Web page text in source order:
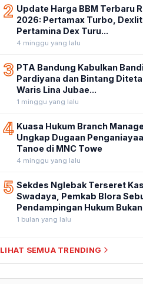
2 Update Harga BBM Terbaru
2026: Pertamax Turbo,
Pertamina Dex Turu...
4 minggu yang lalu
3 PTA Bandung Kabulkan
Pardiyana dan Bintang
Waris Lina Jubae...
1 minggu yang lalu
4 Kuasa Hukum Branch
Ungkap Dugaan
Tanoe di MNC Towe
4 minggu yang lalu
5 Sekdes Nglebak Terseret
Swadaya, Pemkab Blora
Pendampingan Hukum Bukan
1 bulan yang lalu
LIHAT SEMUA TRENDING